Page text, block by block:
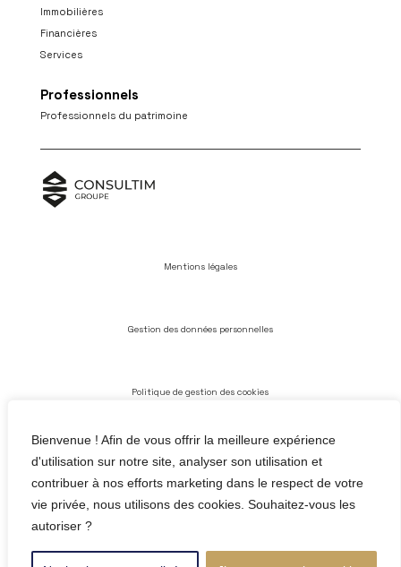
Bienvenue ! Afin de vous offrir la meilleure expérience
d'utilisation sur notre site, analyser son utilisation et
contribuer à nos efforts marketing dans le respect de votre
vie privée, nous utilisons des cookies. Souhaitez-vous les
autoriser ?
Immobilières
Financières
Services
Professionnels
Professionnels du patrimoine
Mentions légales
Gestion des données personnelles
Politique de gestion des cookies
Conditions générales d’utilisation